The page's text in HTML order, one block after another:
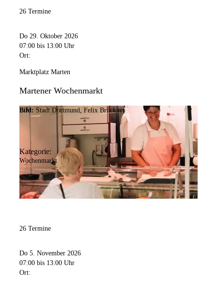
26 Termine
Do 29. Oktober 2026
07:00 bis 13:00 Uhr
Ort:
Marktplatz Marten
Martener Wochenmarkt
Bild: Stadt Dortmund, Felix Brückner
Kategorie:
Wochenmarkt
26 Termine
Do 5. November 2026
07:00 bis 13:00 Uhr
Ort: